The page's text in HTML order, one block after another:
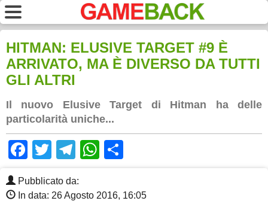
HITMAN: ELUSIVE TARGET #9 È
ARRIVATO, MA È DIVERSO DA TUTTI
GLI ALTRI
Il nuovo Elusive Target di Hitman ha delle
particolarità uniche...
Facebook
TwitterTelegram
WhatsApp
Pubblicato da:
In data: 26 Agosto 2016, 16:05